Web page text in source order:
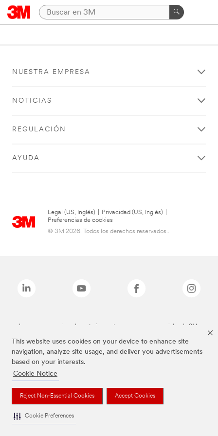
This website uses cookies on your device to enhance site
navigation, analyze site usage, and deliver you advertisements
based on your interests.
Cookie Notice
Reject Non-Essential Cookies Accept Cookies
Cookie Preferences
NUESTRA EMPRESA
NOTICIAS
REGULACIÓN
AYUDA
Legal (US, Inglés) Privacidad (US, Inglés)
Preferencias de cookies
© 3M 2026. Todos los derechos reservados..
Las marcas mencionadas anteriormente son marcas comerciales de 3M.